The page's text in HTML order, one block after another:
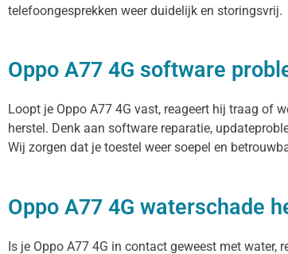
telefoongesprekken weer duidelijk en storingsvrij.
Oppo A77 4G software
Loopt je Oppo A77 4G vast, reageert hij traag of
herstel. Denk aan software reparatie,
Wij zorgen dat je toestel weer soepel en
Oppo A77 4G waterschade
Is je Oppo A77 4G in contact geweest met